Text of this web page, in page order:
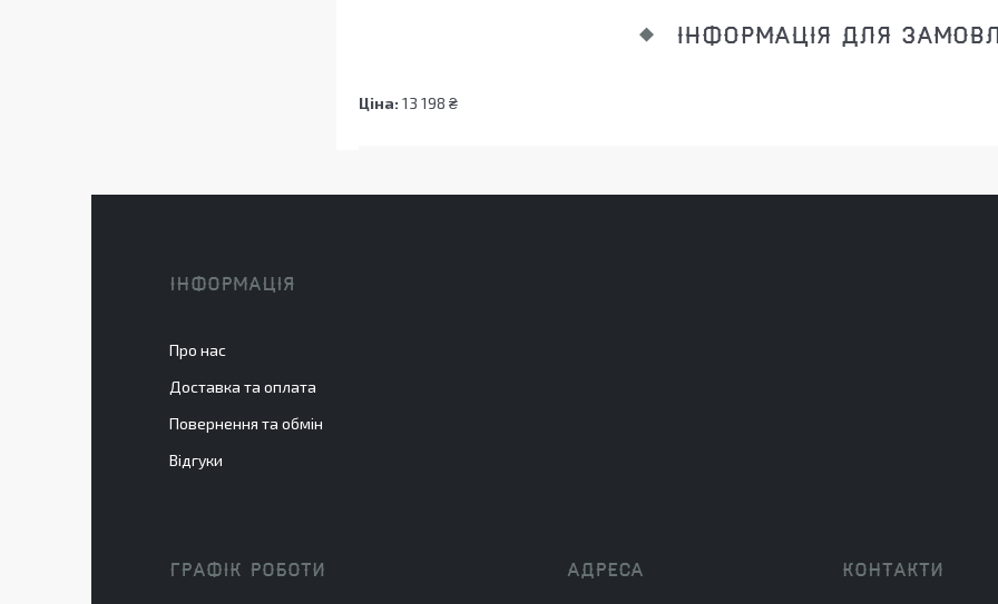
ІНФОРМАЦІЯ ДЛЯ
Ціна: 13 198 ₴
ІНФОРМАЦІЯ
Про нас
Доставка та оплата
Повернення та обмін
Відгуки
ГРАФІК РОБОТИ